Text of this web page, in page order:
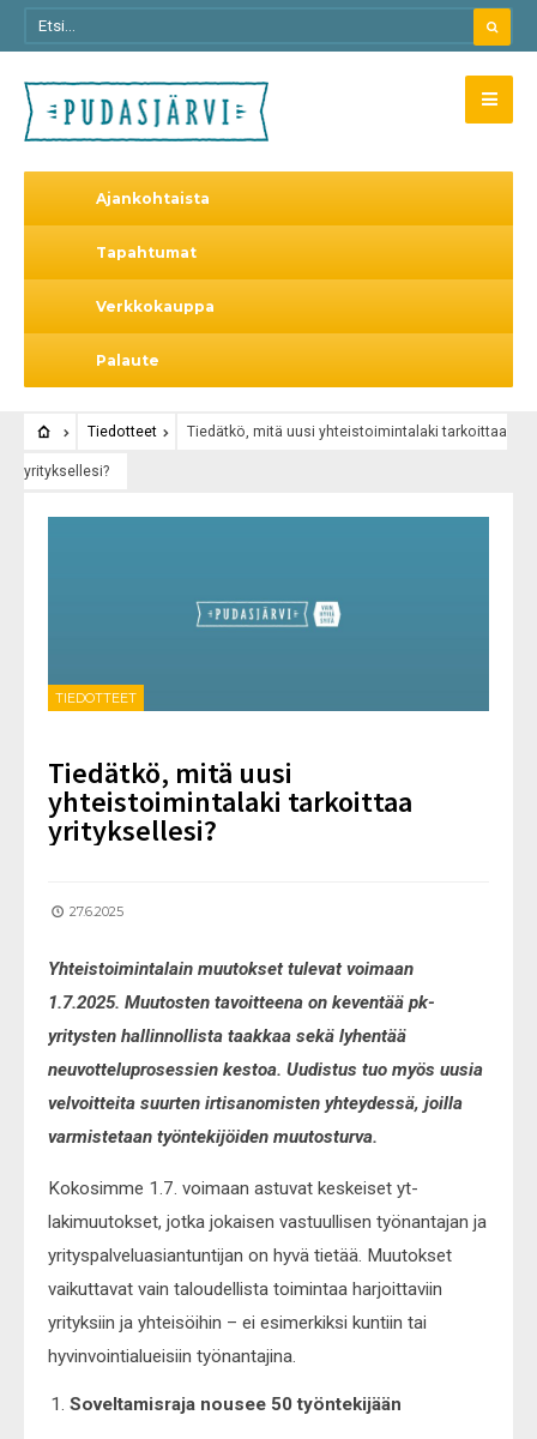
Ajankohtaista
Tapahtumat
Verkkokauppa
Palaute
Tiedotteet Tiedätkö, mitä uusi yhteistoimintalaki tarkoittaa
yrityksellesi?
TIEDOTTEET
Tiedätkö, mitä uusi
yhteistoimintalaki tarkoittaa
yrityksellesi?
27.6.2025
Yhteistoimintalain muutokset tulevat voimaan
1.7.2025. Muutosten tavoitteena on keventää pk-
yritysten hallinnollista taakkaa sekä lyhentää
neuvotteluprosessien kestoa. Uudistus tuo myös uusia
velvoitteita suurten irtisanomisten yhteydessä, joilla
varmistetaan työntekijöiden muutosturva.
Kokosimme 1.7. voimaan astuvat keskeiset yt-
lakimuutokset, jotka jokaisen vastuullisen työnantajan ja
yrityspalveluasiantuntijan on hyvä tietää. Muutokset
vaikuttavat vain taloudellista toimintaa harjoittaviin
yrityksiin ja yhteisöihin – ei esimerkiksi kuntiin tai
hyvinvointialueisiin työnantajina.
Soveltamisraja nousee 50 työntekijään